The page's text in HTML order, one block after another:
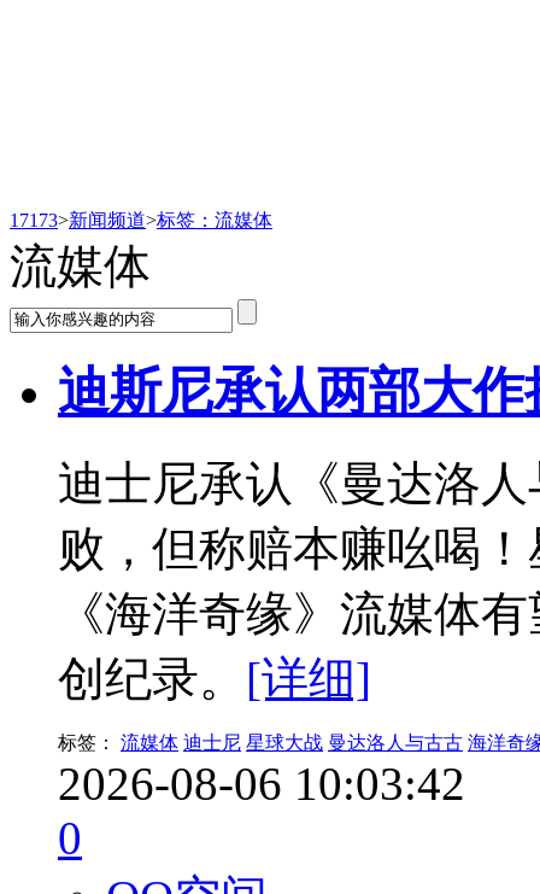
17173>新闻频道>标签：流媒体
流媒体
迪斯尼承认两部大作
迪士尼承认《曼达洛
败，但称赔本赚吆喝
《海洋奇缘》流媒体
创纪录。 [详细]
标签： 流媒体 迪士尼 星球大战 曼达洛人与古古 海洋奇
2026-08-06 10:03:42
0